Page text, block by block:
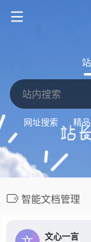
网址搜索 精
智能文档管理
文心一言